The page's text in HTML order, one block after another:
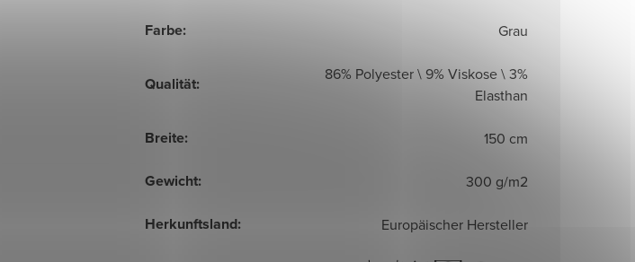
Farbe: Grau
Qualität:
86% Polyester \ 9% Viskose \ 3%
Elasthan
Breite: 150 cm
Gewicht: 300 g/m2
Herkunftsland: Europäischer Hersteller